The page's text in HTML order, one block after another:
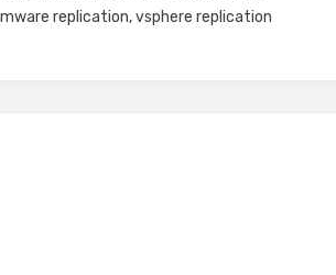
replication,vsphere replication